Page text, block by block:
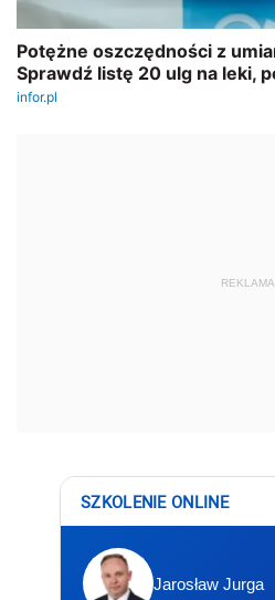
REKLAMA
SZKOLENIE ONLINE
Jarosław Jurga